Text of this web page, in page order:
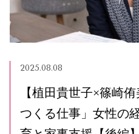
2025.08.08
【植田貴世子×篠崎
つくる仕事」女性の